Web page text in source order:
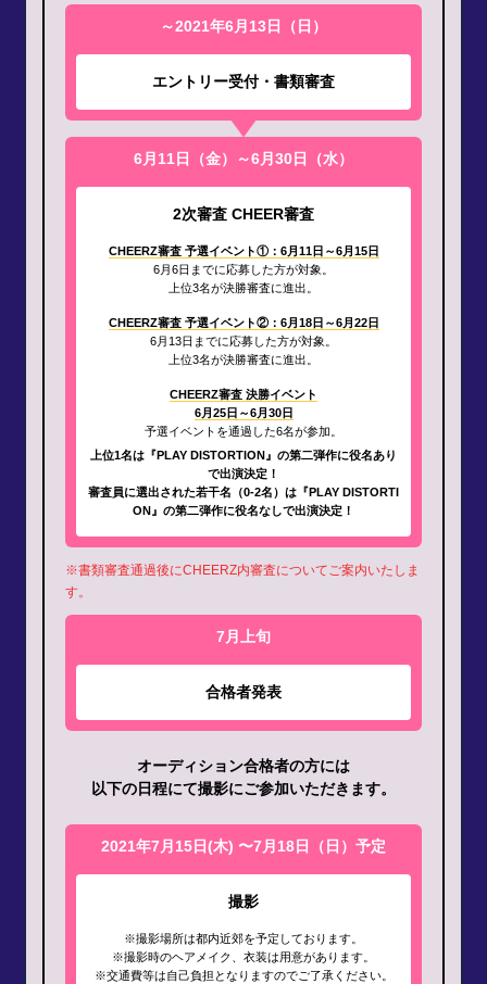
～2021年6月13日（日）
エントリー受付・書類審査
6月11日（金）～6月30日（水）
2次審査 CHEER審査
CHEERZ審査 予選イベント①：6月11日～6月15日
6月6日までに応募した方が対象。
上位3名が決勝審査に進出。
CHEERZ審査 予選イベント②：6月18日～6月22日
6月13日までに応募した方が対象。
上位3名が決勝審査に進出。
CHEERZ審査 決勝イベント
6月25日～6月30日
予選イベントを通過した6名が参加。
上位1名は『PLAY DISTORTION』の第二弾作に役名あり
で出演決定！
審査員に選出された若干名（0-2名）は 『PLAY DISTORTI
ON』の第二弾作に役名なしで出演決定！
※書類審査通過後にCHEERZ内審査についてご案内いたしま
す。
7月上旬
合格者発表
オーディション合格者の方には
以下の日程にて撮影にご参加いただきます。
2021年7月15日(木) 〜7月18日（日）予定
撮影
※撮影場所は都内近郊を予定しております。
※撮影時のヘアメイク、衣装は用意があります。
※交通費等は自己負担となりますのでご了承ください。